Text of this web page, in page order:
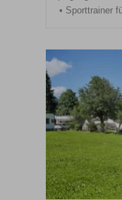
Sporttrainer